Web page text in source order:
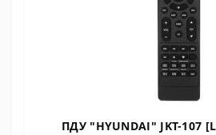
ПДУ "HYUNDAI" JKT-107